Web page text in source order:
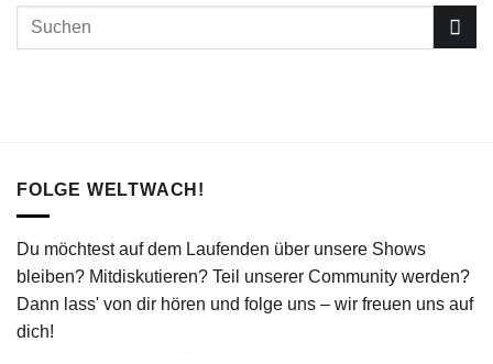
FOLGE WELTWACH!
Du möchtest auf dem Laufenden über unsere Shows
bleiben? Mitdiskutieren? Teil unserer Community werden?
Dann lass' von dir hören und folge uns – wir freuen uns auf
dich!